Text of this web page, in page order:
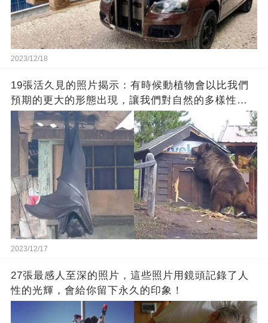
2023/12/18
19張活久見的照片揭示：有時候動植物會以比我們
預期的更大的形態出現，讓我們對自然的多樣性感
到驚嘆
2023/12/17
27張最感人至深的照片，這些照片用鏡頭記錄了人
性的光輝，會給你留下永久的印象！